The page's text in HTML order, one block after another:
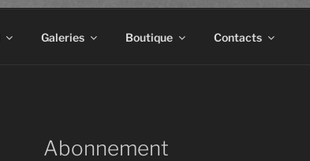
Galeries Boutique Contacts
Abonnement